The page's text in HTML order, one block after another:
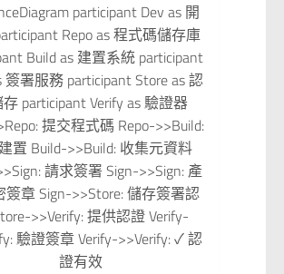
participant Dev as 開
Repo as 程式碼儲存庫
Build as 建置系統 participant
簽署服務 participant Store as 認
participant Verify as 驗證器
提交程式碼 Repo->>Build:
置 Build->>Build: 收集元資料
請求簽署 Sign->>Sign: 產
簽章 Sign->>Store: 儲存簽署認
>>Verify: 提供認證 Verify-
驗證簽章 Verify->>Verify: ✓ 認
證有效